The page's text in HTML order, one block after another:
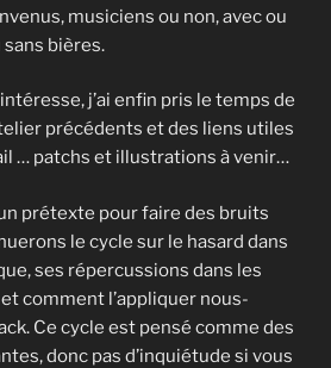
musiciens ou non, avec ou
sans bières.
j’ai enfin pris le temps de
précédents et des liens utiles
… patchs et illustrations à venir…
prétexte pour faire des bruits
le cycle sur le hasard dans
ses répercussions dans les
comment l’appliquer nous-
Ce cycle est pensé comme des
donc pas d’inquiétude si vous